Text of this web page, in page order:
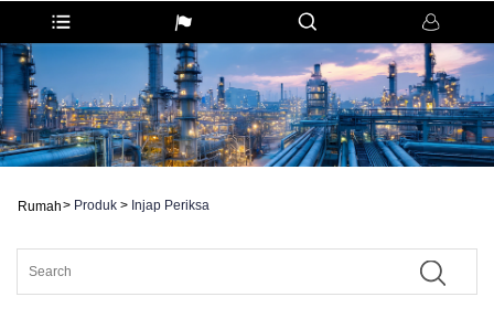
Rumah> Produk > Injap Periksa